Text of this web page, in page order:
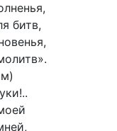
битв,